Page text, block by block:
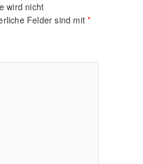
wird nicht
Felder sind mit*